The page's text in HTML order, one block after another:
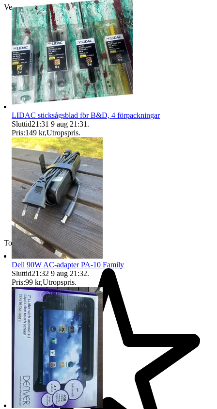
Verifierad
Toppsäljare
LIDAC sticksågsblad för B&D, 4 förpackningar
Sluttid21:31 9 aug 21:31 .
Pris:149 kr,Utropspris.
Dell 90W AC-adapter PA-10 Family
Sluttid21:32 9 aug 21:32.
Pris:99 kr,Utropspris.